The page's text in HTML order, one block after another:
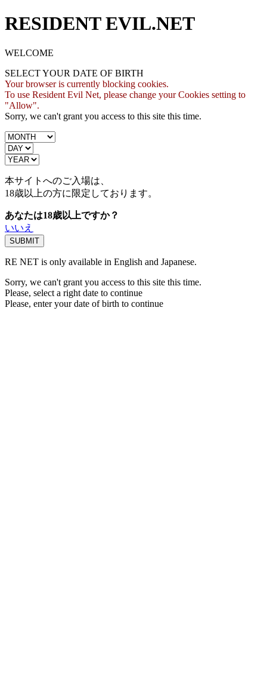
RESIDENT EVIL.NET
WELCOME
SELECT YOUR DATE OF BIRTH
Your browser is currently blocking cookies.
To use Resident Evil Net, please change your Cookies setting to
"Allow".
Sorry, we can't grant you access to this site this time.
本サイトへのご入場は、
18歳以上の方に限定しております。
あなたは18歳以上ですか？
いいえ
RE NET is only available in English and Japanese.
Sorry, we can't grant you access to this site this time.
Please, select a right date to continue
Please, enter your date of birth to continue